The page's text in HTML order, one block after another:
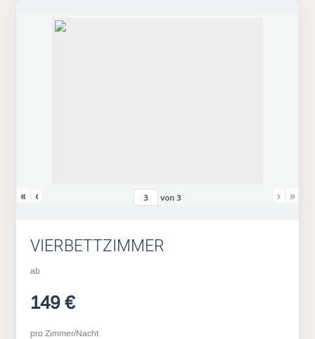
« ‹ von3 › »
VIERBETTZIMMER
ab
149 €
pro Zimmer/Nacht